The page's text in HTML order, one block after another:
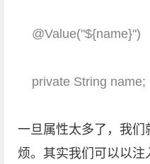
@Value("${name}")
private String name;
一旦属性太多了，我
烦。其实我们可以以